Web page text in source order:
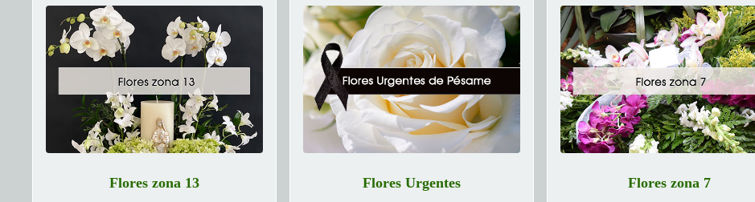
Flores zona 13 Flores Urgentes Flores zona 7